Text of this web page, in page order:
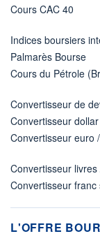
Cours CAC 40
Indices boursiers
Palmarès Bourse
Cours du Pétrole
Convertisseur de
Convertisseur
Convertisseur euro
Convertisseur livres
Convertisseur franc
L'OFFRE